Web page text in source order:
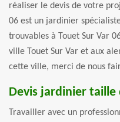
réaliser le devis de votre
06 est un jardinier
trouvables à Touet Sur Var
ville Touet Sur Var et aux
cette ville, merci de nous
Devis jardinier taille
Travailler avec un